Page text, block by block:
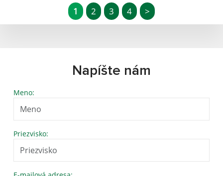
1 2 3 4 >
Napíšte nám
Meno:
Priezvisko: